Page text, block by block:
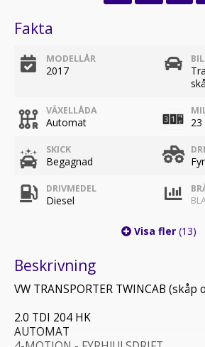
Fakta
MODELLÅR
2017
VÄXELLÅDA
Automat 23
SKICK
Begagnad
DRIVMEDEL
Diesel
Visa fler (13)
Beskrivning
VW TRANSPORTER TWINCAB
2.0 TDI 204 HK
AUTOMAT